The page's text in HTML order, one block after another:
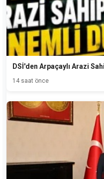
DSİ'den Arpaçaylı Arazi
14 saat önce